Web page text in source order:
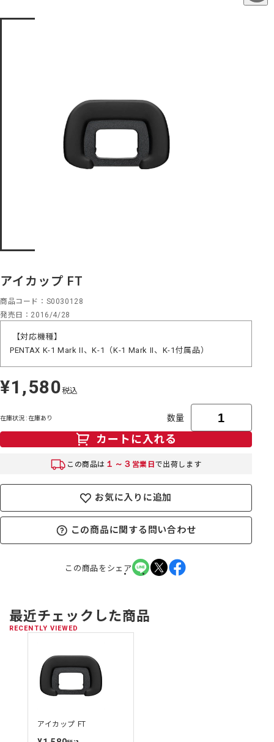
アイカップ FT
商品コード
S0030128
発売日
2016/4/28
【対応機種】
PENTAX K-1 Mark II、K-1（K-1 Mark II、K-1付属品）
定
価
¥1,580税込
在庫状況 : 在庫あり 数量
カートに入れる
この商品は １～３ 営業日 で出荷します
お気に入りに追加
この商品に関する問い合わせ
この商品をシェア
最近チェックした商品
RECENTLY VIEWED
アイカップ FT